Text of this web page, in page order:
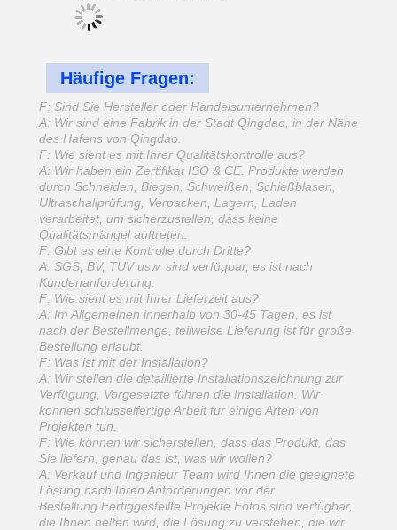
Häufige Fragen:
F: Sind Sie Hersteller oder Handelsunternehmen?
A: Wir sind eine Fabrik in der Stadt Qingdao, in der Nähe
des Hafens von Qingdao.
F: Wie sieht es mit Ihrer Qualitätskontrolle aus?
A: Wir haben ein Zertifikat ISO & CE. Produkte werden
durch Schneiden, Biegen, Schweißen, Schießblasen,
Ultraschallprüfung, Verpacken, Lagern, Laden
verarbeitet, um sicherzustellen, dass keine
Qualitätsmängel auftreten.
F: Gibt es eine Kontrolle durch Dritte?
A: SGS, BV, TUV usw. sind verfügbar, es ist nach
Kundenanforderung.
F: Wie sieht es mit Ihrer Lieferzeit aus?
A: Im Allgemeinen innerhalb von 30-45 Tagen, es ist
nach der Bestellmenge, teilweise Lieferung ist für große
Bestellung erlaubt.
F: Was ist mit der Installation?
A: Wir stellen die detaillierte Installationszeichnung zur
Verfügung, Vorgesetzte führen die Installation. Wir
können schlüsselfertige Arbeit für einige Arten von
Projekten tun.
F: Wie können wir sicherstellen, dass das Produkt, das
Sie liefern, genau das ist, was wir wollen?
A: Verkauf und Ingenieur Team wird Ihnen die geeignete
Lösung nach Ihren Anforderungen vor der
Bestellung.Fertiggestellte Projekte Fotos sind verfügbar,
die Ihnen helfen wird, die Lösung zu verstehen, die wir